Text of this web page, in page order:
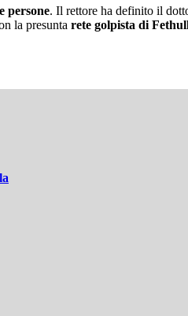
persone. Il rettore ha definito il
la presunta rete golpista di